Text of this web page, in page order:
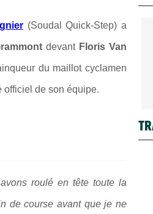
(Soudal Quick-Step) a
devant Floris Van
du maillot cyclamen
officiel de son équipe.
roulé en tête toute la
de course avant que je ne